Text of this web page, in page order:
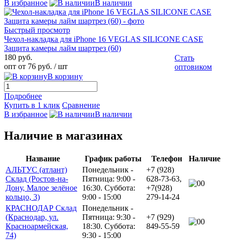
В избранное В наличии
Быстрый просмотр
Чехол-накладка для iPhone 16 VEGLAS SILICONE CASE
Защита камеры лайм шартрез (60)
180 руб.
опт от 76 руб. / шт
Стать
оптовиком
В корзину
Подробнее
Купить в 1 клик Сравнение
В избранное
В наличии
Наличие в магазинах
Название График работы Телефон
Наличие
АЛЬТУС (атлант)
Склад (Ростов-на-
Дону, Малое зелёное
кольцо, 3)
Понедельник -
Пятница: 9:00 -
16:30. Суббота:
9:00 - 15:00
+7 (928)
628-73-63,
+7(928)
279-14-24
0
КРАСНОДАР Склад
(Краснодар, ул.
Красноармейская,
74)
Понедельник -
Пятница: 9:30 -
18:30. Суббота:
9:30 - 15:00
+7 (929)
849-55-59
0